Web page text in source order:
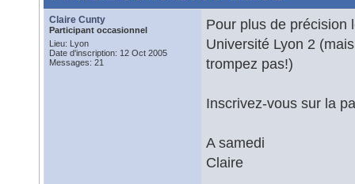
Claire Cunty
Participant occasionnel
Lieu: Lyon
Date d'inscription: 12 Oct 2005
Messages: 21
Pour plus de
Université Lyon 2
trompez pas!)
Inscrivez-vous sur la
A samedi
Claire